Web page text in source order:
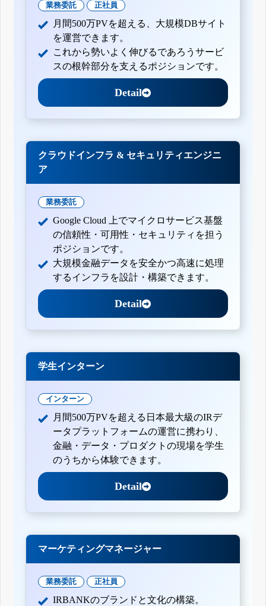
業務委託 正社員
月間500万PVを超える、大規模DBサイト
を運営できます。
これから勢いよく伸びるであろうサービ
スの根幹部分を支えるポジションです。
Detail
クラウドインフラ & セキュリティエンジニ
ア
業務委託
Google Cloud 上でマイクロサービス基盤
の信頼性・可用性・セキュリティを担う
ポジションです。
大規模金融データを安全かつ高速に処理
するインフラを設計・構築できます。
Detail
学生インターン
インターン
月間500万PVを超える日本最大級のIRデ
ータプラットフォームの運営に携わり、
金融・データ・プロダクトの現場を学生
のうちから体験できます。
Detail
マーケティングマネージャー
業務委託 正社員
IRBANKのブランドと文化の構築。